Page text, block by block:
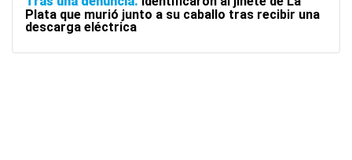
Plata que murió junto a su caballo tras recibir una
descarga eléctrica